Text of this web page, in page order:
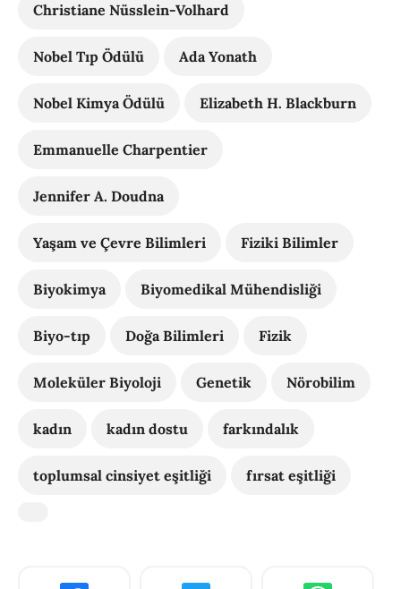
Christiane Nüsslein-Volhard
Nobel Tıp Ödülü Ada Yonath
Nobel Kimya Ödülü Elizabeth H. Blackburn
Emmanuelle Charpentier
Jennifer A. Doudna
Yaşam ve Çevre Bilimleri Fiziki Bilimler
Biyokimya Biyomedikal Mühendisliği
Biyo-tıp Doğa Bilimleri Fizik
Moleküler Biyoloji Genetik Nörobilim
kadın kadın dostu farkındalık
toplumsal cinsiyet eşitliği fırsat eşitliği